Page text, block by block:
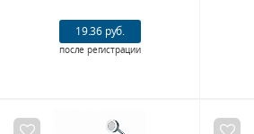
19.36 руб.
после регистрации